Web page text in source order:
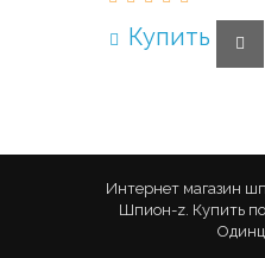
Купить
Интернет магазин
Шпион-z. Купить